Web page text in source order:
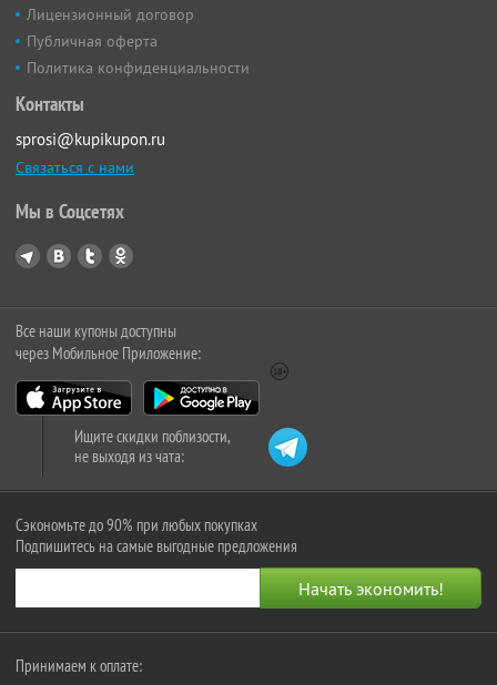
Лицензионный договор
Публичная оферта
Политика конфиденциальности
Контакты
sprosi@kupikupon.ru
Связаться с нами
Мы в Соцсетях
Все наши купоны доступны
через Мобильное Приложение:
Ищите скидки поблизости,
не выходя из чата:
Сэкономьте до 90% при любых покупках
Подпишитесь на самые выгодные предложения
Принимаем к оплате: